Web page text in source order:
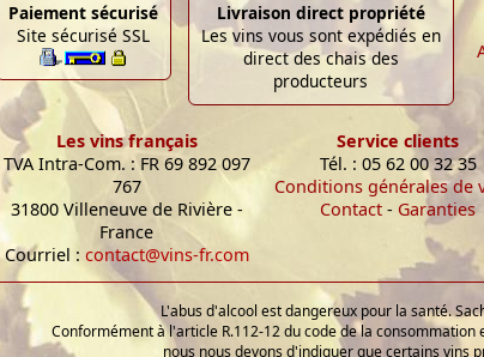
Paiement sécurisé
Site sécurisé SSL
Livraison direct propriété
Les vins vous sont expédiés en
direct des chais des
producteurs
Les vins français
TVA Intra-Com. : FR 69 892 097
767
31800 Villeneuve de Rivière -
France
Courriel : contact@vins-fr.com
Service clients
Tél. : 05 62 00 32 35
Conditions générales de
Contact - Garanties
L'abus d'alcool est dangereux pour la santé.
Conformément à l'article R.112-12 du code de la consommation
nous nous devons d'indiquer que certains vins